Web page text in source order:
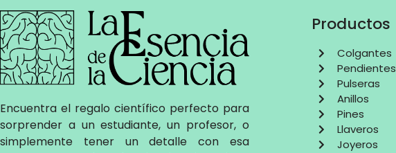
Encuentra el regalo científico perfecto para
sorprender a un estudiante, un profesor, o
simplemente tener un detalle con esa
Productos
Colgantes
Pendientes
Pulseras
Anillos
Pines
Llaveros
Joyeros